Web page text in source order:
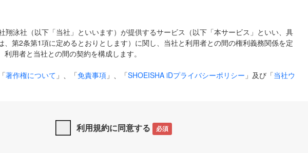
翔泳社（以下「当社」といいます）が提供するサービス（以下「本サービス」といい、具
、第2条第1項に定めるとおりとします）に関し、当社と利用者との間の権利義務関係を定
用者と当社との間の契約を構成します。
著作権について 」、「免責事項 」、「SHOEISHA iDプライバシーポリシー 」及び「当社ウ
して適用されるものとします。
利用規約に同意する 必須